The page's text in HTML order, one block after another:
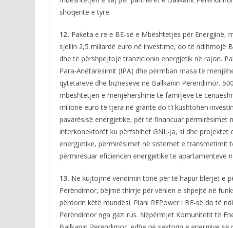
shoqëritë e tyre.
12. Paketa e re e BE-së e Mbështetjes për Energjinë,
sjellin 2,5 miliardë euro në investime, do të ndihmojë
dhe të përshpejtojë tranzicionin energjetik në rajon.
Para-Anëtarësimit (IPA) dhe përmban masa të
qytetarëve dhe bizneseve në Ballkanin Perëndimor.
mbështetjen e menjëhershme të familjeve të
milionë euro të tjera në grante do t’i kushtohen
pavarësisë energjetike, për të financuar përmirësimet
interkonektorët ku përfshihet GNL-ja, si dhe
energjetike, përmirësimet në sistemet e transmetimit
përmirësuar eficiencën energjetike të apartamenteve
13. Ne kujtojmë vendimin tonë për të hapur blerjet e
Perëndimor, bëjmë thirrje për vënien e shpejtë në
përdorin këtë mundësi. Plani REPower i BE-së do të
Perëndimor nga gazi rus. Nëpërmjet Komunitetit të